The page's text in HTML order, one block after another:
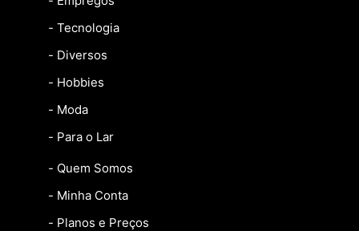
- Tecnologia
- Diversos
- Hobbies
- Moda
- Para o Lar
- Quem Somos
- Minha Conta
- Planos e Preços